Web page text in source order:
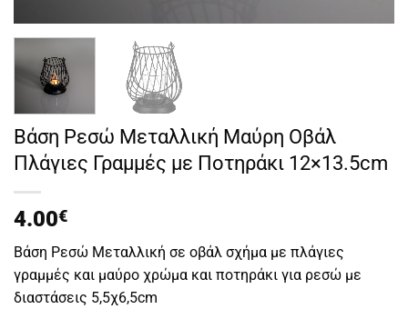
Βάση Ρεσώ Μεταλλική Μαύρη Οβάλ
Πλάγιες Γραμμές με Ποτηράκι 12×13.5cm
4.00€
Βάση Ρεσώ Μεταλλική σε οβάλ σχήμα με πλάγιες
γραμμές και μαύρο χρώμα και ποτηράκι για ρεσώ με
διαστάσεις 5,5χ6,5cm